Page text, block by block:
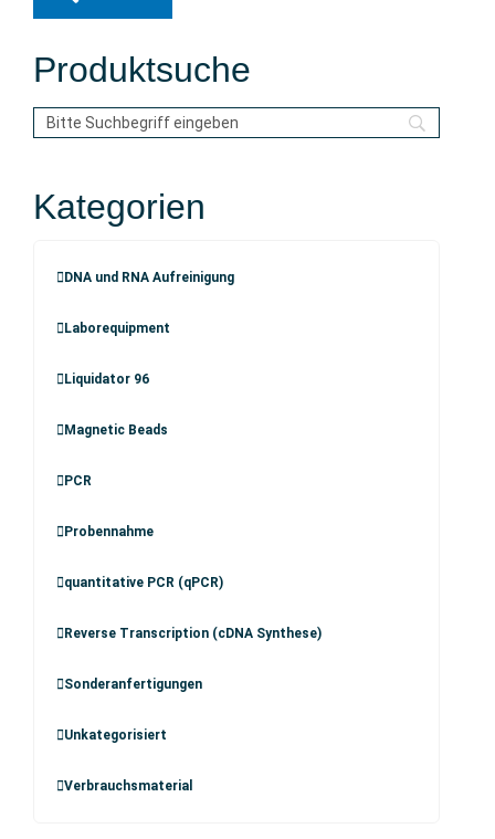
Produktsuche
Kategorien
DNA und RNA Aufreinigung
Laborequipment
Liquidator 96
Magnetic Beads
PCR
Probennahme
quantitative PCR (qPCR)
Reverse Transcription (cDNA Synthese)
Sonderanfertigungen
Unkategorisiert
Verbrauchsmaterial